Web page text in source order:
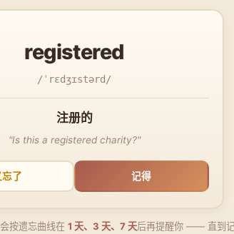
registered
/ˈrɛdʒɪstərd/
注册的
"Is this a registered charity?"
忘了 记得
按遗忘曲线在 1 天、3 天、7 天后再提醒你 —— 直到